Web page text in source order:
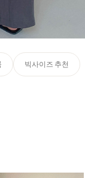
빅사이즈 추천